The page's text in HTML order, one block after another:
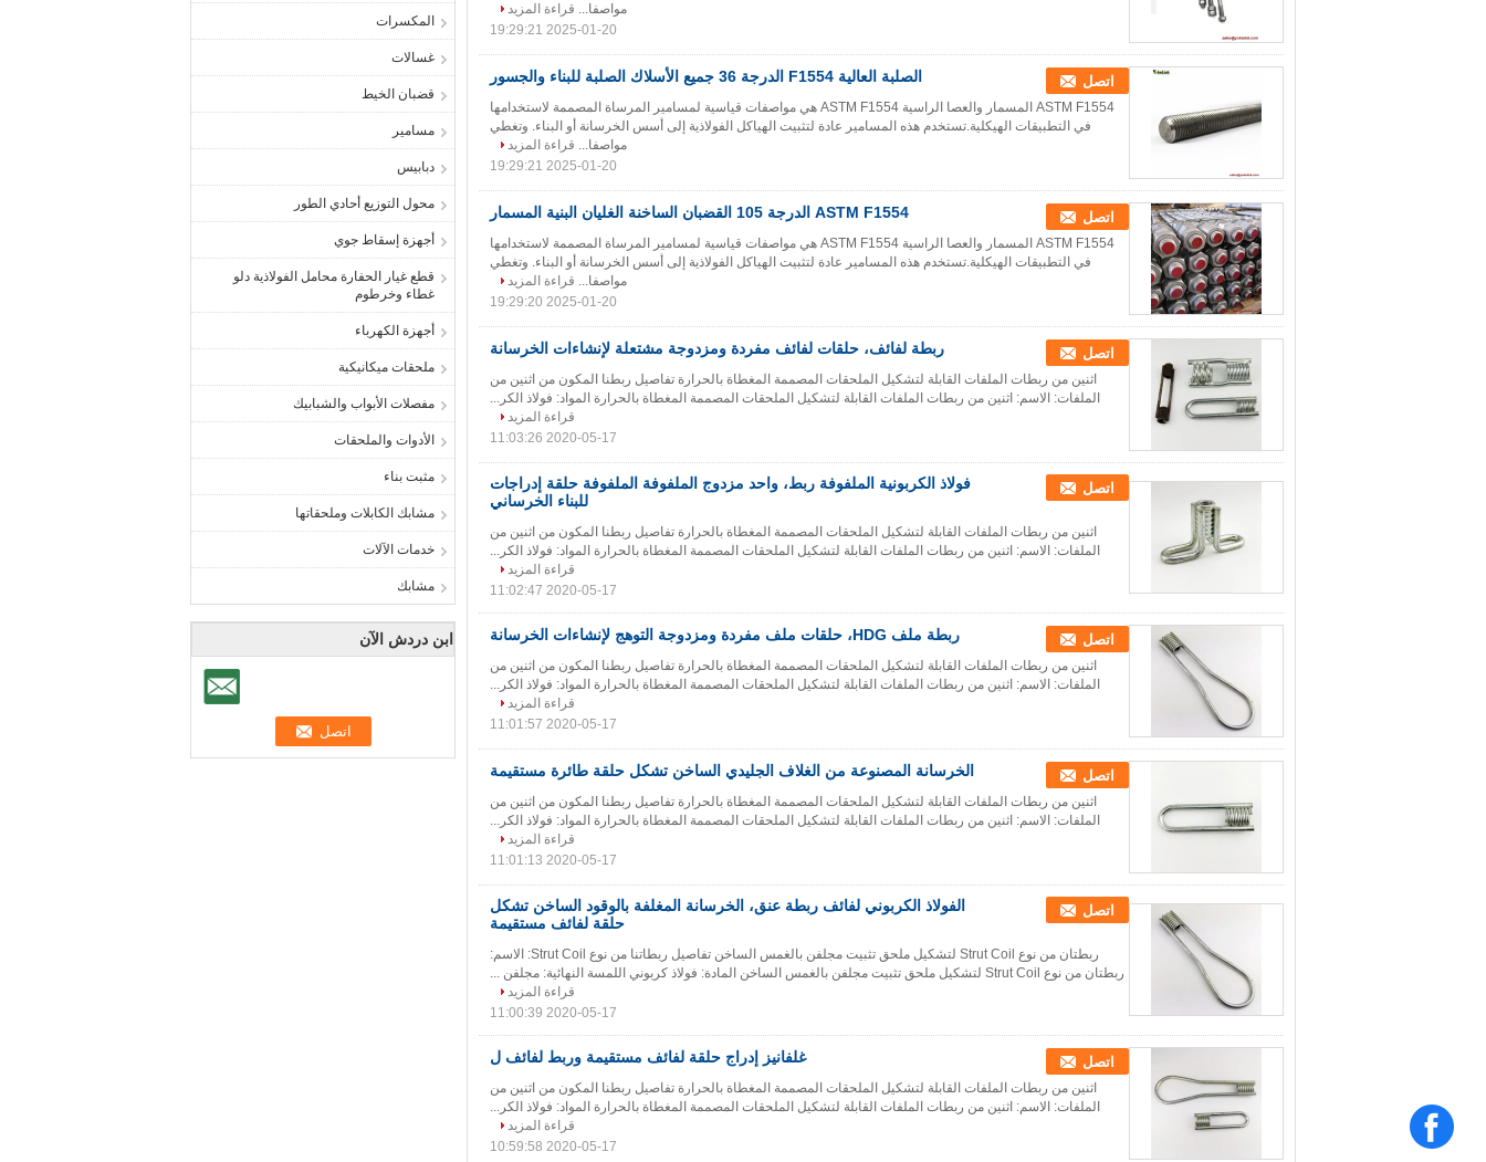
المكسرات
غسالات
قضبان الخيط
مسامير
دبابيس
محول التوزيع أحادي الطور
أجهزة إسقاط جوي
قطع غيار الحفارة محامل الفولاذية دلو
غطاء وخرطوم
أجهزة الكهرباء
ملحقات ميكانيكية
مفصلات الأبواب والشبابيك
الأدوات والملحقات
مثبت بناء
مشابك الكابلات وملحقاتها
خدمات الآلات
مشابك
ابن دردش الآن
مواصفا... قراءة المزيد
2025-01-20 19:29:21
الصلبة العالية F1554 الدرجة 36 جميع الأسلاك الصلبة للبناء والجسور اتصل
ASTM F1554 المسمار والعصا الراسية ASTM F1554 هي مواصفات قياسية لمسامير المرساة المصممة لاستخدامها
في التطبيقات الهيكلية.تستخدم هذه المسامير عادة لتثبيت الهياكل الفولاذية إلى أسس الخرسانة أو البناء. وتغطي
مواصفا... قراءة المزيد
2025-01-20 19:29:21
ASTM F1554 الدرجة 105 القضبان الساخنة الغليان البنية المسمار اتصل
ASTM F1554 المسمار والعصا الراسية ASTM F1554 هي مواصفات قياسية لمسامير المرساة المصممة لاستخدامها
في التطبيقات الهيكلية.تستخدم هذه المسامير عادة لتثبيت الهياكل الفولاذية إلى أسس الخرسانة أو البناء. وتغطي
مواصفا... قراءة المزيد
2025-01-20 19:29:20
ربطة لفائف، حلقات لفائف مفردة ومزدوجة مشتعلة لإنشاءات الخرسانة اتصل
اثنين من ربطات الملفات القابلة لتشكيل الملحقات المصممة المغطاة بالحرارة تفاصيل ربطنا المكون من اثنين من
الملفات: الاسم: اثنين من ربطات الملفات القابلة لتشكيل الملحقات المصممة المغطاة بالحرارة المواد: فولاذ الكر...
قراءة المزيد
2020-05-17 11:03:26
فولاذ الكربونية الملفوفة ربط، واحد مزدوج الملفوفة الملفوفة حلقة إدراجات
للبناء الخرساني
اتصل
اثنين من ربطات الملفات القابلة لتشكيل الملحقات المصممة المغطاة بالحرارة تفاصيل ربطنا المكون من اثنين من
الملفات: الاسم: اثنين من ربطات الملفات القابلة لتشكيل الملحقات المصممة المغطاة بالحرارة المواد: فولاذ الكر...
قراءة المزيد
2020-05-17 11:02:47
ربطة ملف HDG، حلقات ملف مفردة ومزدوجة التوهج لإنشاءات الخرسانة اتصل
اثنين من ربطات الملفات القابلة لتشكيل الملحقات المصممة المغطاة بالحرارة تفاصيل ربطنا المكون من اثنين من
الملفات: الاسم: اثنين من ربطات الملفات القابلة لتشكيل الملحقات المصممة المغطاة بالحرارة المواد: فولاذ الكر...
قراءة المزيد
2020-05-17 11:01:57
الخرسانة المصنوعة من الغلاف الجليدي الساخن تشكل حلقة طائرة مستقيمة اتصل
اثنين من ربطات الملفات القابلة لتشكيل الملحقات المصممة المغطاة بالحرارة تفاصيل ربطنا المكون من اثنين من
الملفات: الاسم: اثنين من ربطات الملفات القابلة لتشكيل الملحقات المصممة المغطاة بالحرارة المواد: فولاذ الكر...
قراءة المزيد
2020-05-17 11:01:13
الفولاذ الكربوني لفائف ربطة عنق، الخرسانة المغلفة بالوقود الساخن تشكل
حلقة لفائف مستقيمة
اتصل
ربطتان من نوع Strut Coil لتشكيل ملحق تثبيت مجلفن بالغمس الساخن تفاصيل ربطاتنا من نوع Strut Coil: الاسم:
ربطتان من نوع Strut Coil لتشكيل ملحق تثبيت مجلفن بالغمس الساخن المادة: فولاذ كربوني اللمسة النهائية: مجلفن ...
قراءة المزيد
2020-05-17 11:00:39
غلفانيز إدراج حلقة لفائف مستقيمة وربط لفائف ل اتصل
اثنين من ربطات الملفات القابلة لتشكيل الملحقات المصممة المغطاة بالحرارة تفاصيل ربطنا المكون من اثنين من
الملفات: الاسم: اثنين من ربطات الملفات القابلة لتشكيل الملحقات المصممة المغطاة بالحرارة المواد: فولاذ الكر...
قراءة المزيد
2020-05-17 10:59:58